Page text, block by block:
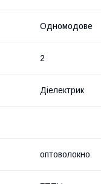
Одномодове
2
Діелектрик
оптоволокно